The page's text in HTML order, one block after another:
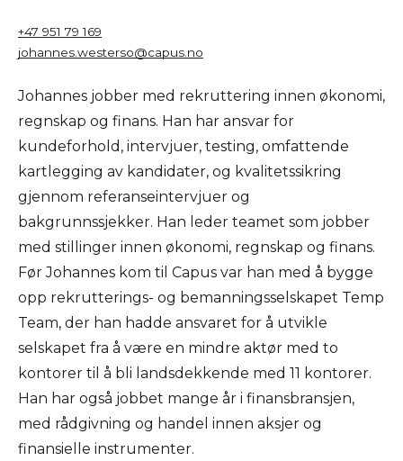
+47 951 79 169
johannes.westerso@capus.no
Johannes jobber med rekruttering innen økonomi,
regnskap og finans. Han har ansvar for
kundeforhold, intervjuer, testing, omfattende
kartlegging av kandidater, og kvalitetssikring
gjennom referanseintervjuer og
bakgrunnssjekker. Han leder teamet som jobber
med stillinger innen økonomi, regnskap og finans.
Før Johannes kom til Capus var han med å bygge
opp rekrutterings- og bemanningsselskapet Temp
Team, der han hadde ansvaret for å utvikle
selskapet fra å være en mindre aktør med to
kontorer til å bli landsdekkende med 11 kontorer.
Han har også jobbet mange år i finansbransjen,
med rådgivning og handel innen aksjer og
finansielle instrumenter.